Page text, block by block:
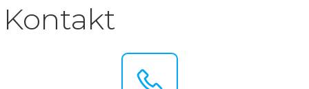
Kontakt